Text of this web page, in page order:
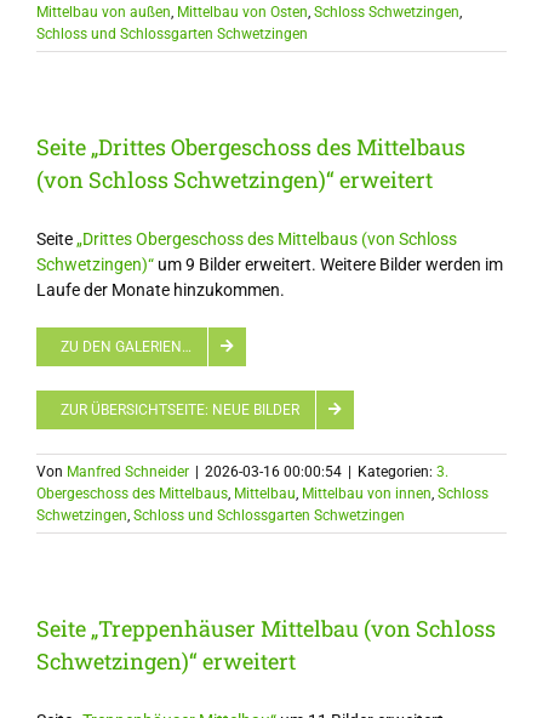
Mittelbau von außen, Mittelbau von Osten, Schloss Schwetzingen,
Schloss und Schlossgarten Schwetzingen
Seite „Drittes Obergeschoss des Mittelbaus
(von Schloss Schwetzingen)“ erweitert
Seite„Drittes Obergeschoss des Mittelbaus (von Schloss
Schwetzingen)“um 9 Bilder erweitert. Weitere Bilder werden im
Laufe der Monate hinzukommen.
ZU DEN GALERIEN…
ZUR ÜBERSICHTSEITE: NEUE BILDER
Von Manfred Schneider 2026-03-16 00:00:54 Kategorien: 3.
Obergeschoss des Mittelbaus, Mittelbau, Mittelbau von innen, Schloss
Schwetzingen, Schloss und Schlossgarten Schwetzingen
Seite „Treppenhäuser Mittelbau (von Schloss
Schwetzingen)“ erweitert